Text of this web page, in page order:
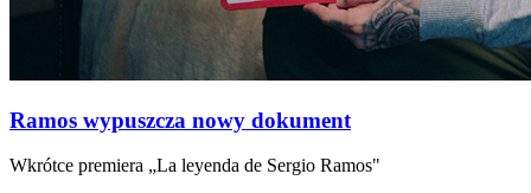
Ramos wypuszcza nowy dokument
Wkrótce premiera „La leyenda de Sergio Ramos"